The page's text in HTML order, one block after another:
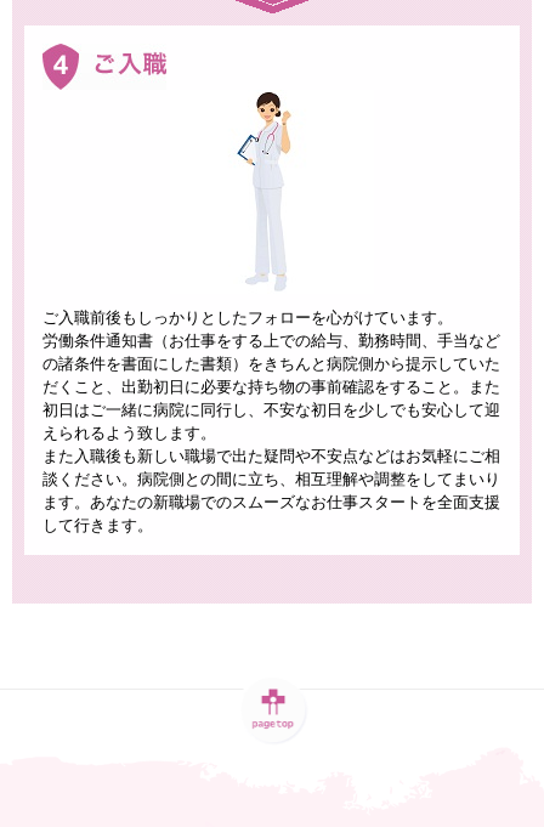
ご入職前後もしっかりとしたフォローを心がけています。
労働条件通知書（お仕事をする上での給与、勤務時間、手当など
の諸条件を書面にした書類）をきちんと病院側から提示していた
だくこと、出勤初日に必要な持ち物の事前確認をすること。また
初日はご一緒に病院に同行し、不安な初日を少しでも安心して迎
えられるよう致します。
また入職後も新しい職場で出た疑問や不安点などはお気軽にご相
談ください。病院側との間に立ち、相互理解や調整をしてまいり
ます。あなたの新職場でのスムーズなお仕事スタートを全面支援
して行きます。